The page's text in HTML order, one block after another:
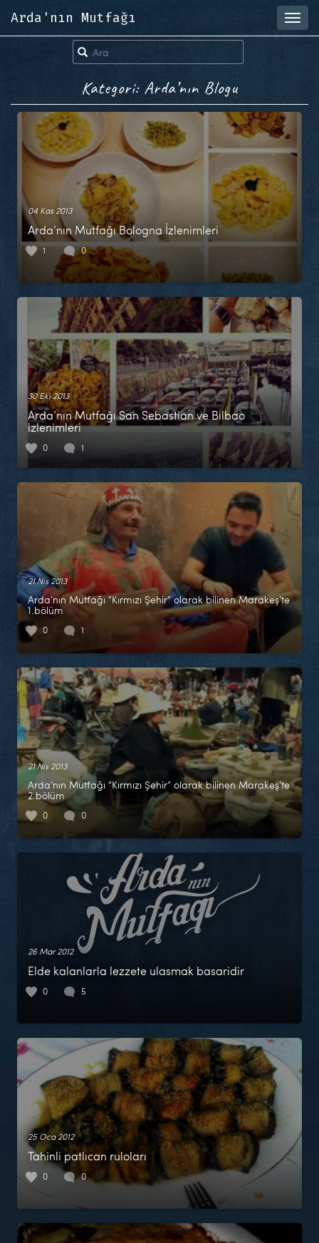
Arda'nın Mutfağı
Kategori: Arda’nın Blogu
04 Kas 2013
Arda’nın Mutfağı Bologna İzlenimleri
1 0
30 Eki 2013
Arda’nın Mutfağı San Sebastian ve Bilbao
izlenimleri
0 1
21 Nis 2013
Arda’nın Mutfağı “Kırmızı Şehir” olarak bilinen Marakeş’te
1.bölüm
0 1
21 Nis 2013
Arda’nın Mutfağı “Kırmızı Şehir” olarak bilinen Marakeş’te
2.bölüm
0 0
26 Mar 2012
Elde kalanlarla lezzete ulasmak basaridir
0 5
25 Oca 2012
Tahinli patlıcan ruloları
0 0